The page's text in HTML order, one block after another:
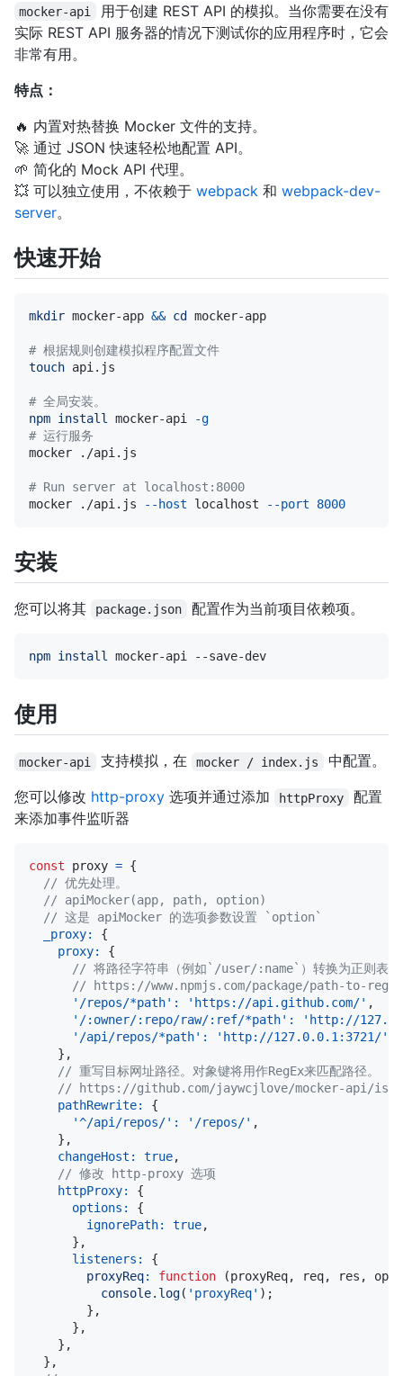
mocker-api
用于创建 REST API 的模拟。当你需要在没有
实际 REST API 服务器的情况下测试你的应用程序时，它会
非常有用。
特点：
🔥 内置对热替换 Mocker 文件的支持。
🚀 通过 JSON 快速轻松地配置 API。
🌱 简化的 Mock API 代理。
💥 可以独立使用，不依赖于 webpack 和 webpack-dev-
server。
快速开始
mkdir mocker-app && cd
# 根据规则创建模拟程序配置文件
touch
# 全局安装。
npm install mocker-api
-g
# 运行服务
# Run server at localhost:8000
mocker ./api.js
--host localhost --port 8000
安装
您可以将其 package.json 配置作为当前项目依赖项。
npm install
使用
mocker-api 支持模拟，在 mocker / index.js
中配置。
您可以修改 http-proxy 选项并通过添加 httpProxy
配置
来添加事件监听器
const proxy = {
// 优先处理。
// apiMocker(app, path, option)
// 这是 apiMocker 的选项参数设置 `option`
_proxy:
{
proxy:
{
// 将路径字符串（例如`/user/:name`）转换为正则表达
// https://www.npmjs.com/package/path-to-
'/repos/*path' : 'https://api.github.com/' ,
'/:owner/:repo/raw/:ref/*path' :
'http://
'/api/repos/*path' :
'http://127.0.0.1:3721/'
} ,
// 重写目标网址路径。对象键将用作RegEx来匹配路径。
// https://github.com/jaywcjlove/mocker-api/
pathRewrite:
{
'^/api/repos/' : '/repos/' ,
} ,
changeHost : true,
// 修改 http-proxy 选项
httpProxy:
{
options :
{
ignorePath: true,
} ,
listeners :
{
proxyReq: function (proxyReq, req, res ,
console. log( 'proxyReq' ) ;
} ,
} ,
} ,
} ,